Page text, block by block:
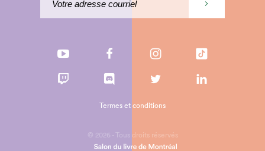
© 2026 - Tous droits réservés
Termes et conditions